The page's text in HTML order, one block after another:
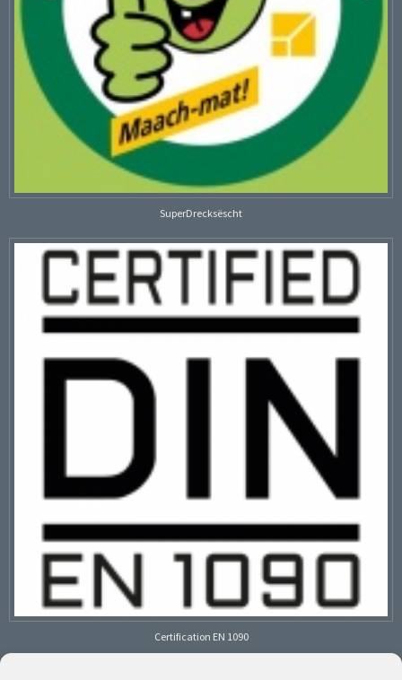
SuperDrecksëscht
Certification EN 1090